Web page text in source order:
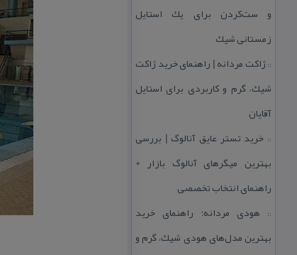
و ست‌كردن برای یك استایل
زمستانی شیك
::ژاكت مردانه | راهنمای خرید ژاكت
شیك، گرم و كاربردی برای استایل
آقایان
:: خرید تستر عایق آنالوگ | بررسی
بهترین میگرهای آنالوگ بازار +
راهنمای انتخاب تخصصی
:: هودی مردانه؛ راهنمای خرید
بهترین مدل‌های هودی شیك، گرم و